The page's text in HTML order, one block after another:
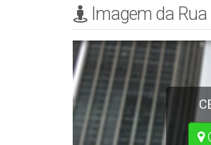
Imagem da Rua